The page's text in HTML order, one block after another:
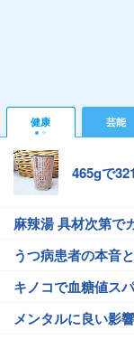
健康 芸能
465gで
麻辣湯 具材次第で
うつ病患者の本音
キノコで血糖値ス
メンタルに良い影